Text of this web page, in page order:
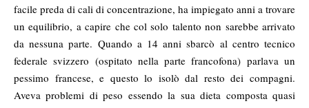
facile preda di cali di concentrazione, ha impiegato anni a trovare
un equilibrio, a capire che col solo talento non sarebbe arrivato
da nessuna parte. Quando a 14 anni sbarcò al centro tecnico
federale svizzero (ospitato nella parte francofona) parlava un
pessimo francese, e questo lo isolò dal resto dei compagni.
Aveva problemi di peso essendo la sua dieta composta quasi